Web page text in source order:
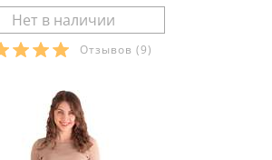
Отзывов (9)